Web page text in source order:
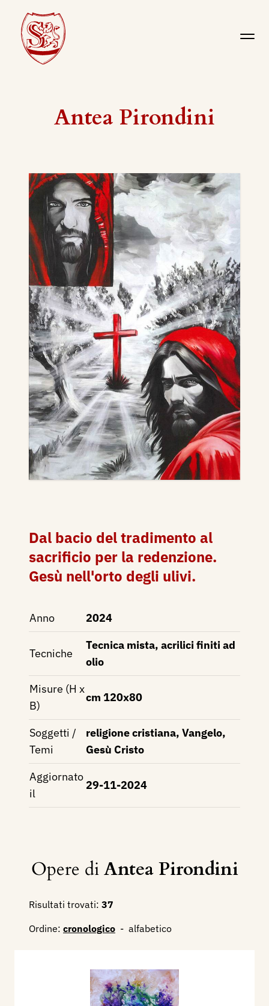
Antea Pirondini
Dal bacio del tradimento al
sacrificio per la redenzione.
Gesù nell'orto degli ulivi.
Anno 2024
Tecniche
Tecnica mista, acrilici finiti ad
olio
Misure (H x
B)
cm 120x80
Soggetti /
Temi
religione cristiana, Vangelo,
Gesù Cristo
Aggiornato
il
29-11-2024
Opere diAntea Pirondini
Risultati trovati: 37
Ordine: cronologico - alfabetico